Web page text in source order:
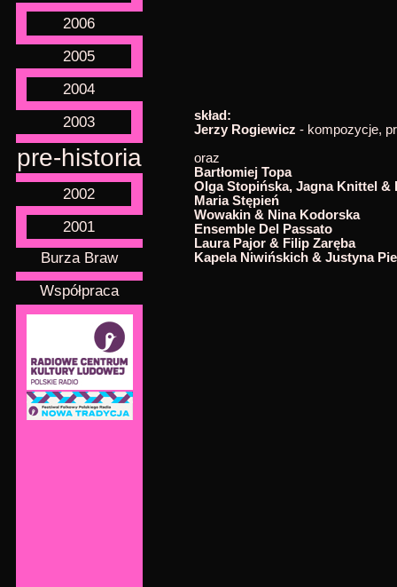
2006
2005
2004
2003
pre-historia
2002
2001
Burza Braw
Współpraca
skład:
Jerzy Rogiewicz - kompozycje,
oraz
Bartłomiej Topa
Olga Stopińska, Jagna Knittel &
Maria Stępień
Wowakin & Nina Kodorska
Ensemble Del Passato
Laura Pajor & Filip Zaręba
Kapela Niwińskich & Justyna